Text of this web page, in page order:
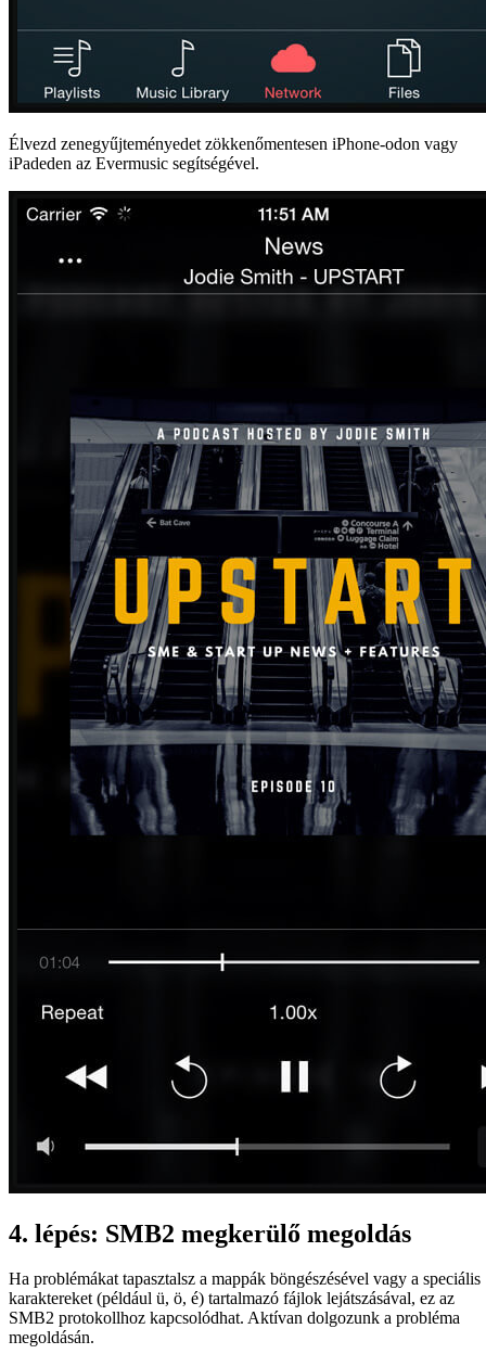
Élvezd zenegyűjteményedet zökkenőmentesen iPhone-odon vagy
iPadeden az Evermusic segítségével.
4. lépés: SMB2 megkerülő megoldás
Ha problémákat tapasztalsz a mappák böngészésével vagy a speciális
karaktereket (például ü, ö, é) tartalmazó fájlok lejátszásával, ez az
SMB2 protokollhoz kapcsolódhat. Aktívan dolgozunk a probléma
megoldásán.